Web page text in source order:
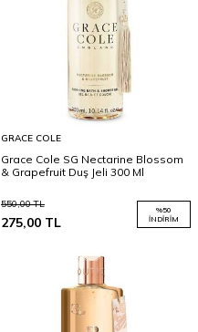
GRACE COLE
Grace Cole SG Nectarine Blossom
& Grapefruit Duş Jeli 300 Ml
550,00TL
275,00 TL
%50
İNDIRIM